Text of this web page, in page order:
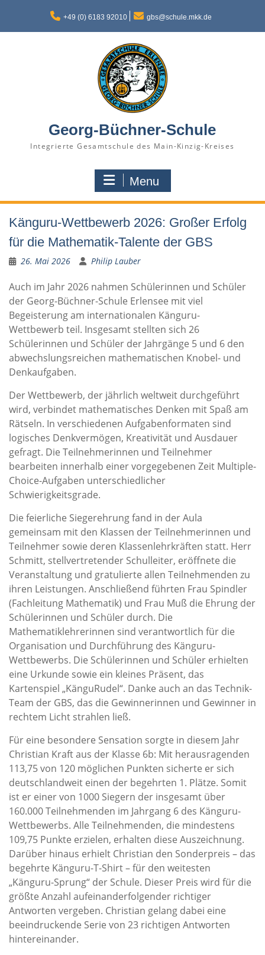
content
+49 (0) 6183 92010 gbs@schule.mkk.de
Georg-Büchner-Schule
Integrierte Gesamtschule des Main-Kinzig-Kreises
Menu
Känguru-Wettbewerb 2026: Großer Erfolg
für die Mathematik-Talente der GBS
26. Mai 2026 Philip Lauber
Auch im Jahr 2026 nahmen Schülerinnen und Schüler
der Georg-Büchner-Schule Erlensee mit viel
Begeisterung am internationalen Känguru-
Wettbewerb teil. Insgesamt stellten sich 26
Schülerinnen und Schüler der Jahrgänge 5 und 6 den
abwechslungsreichen mathematischen Knobel- und
Denkaufgaben.
Der Wettbewerb, der jährlich weltweit durchgeführt
wird, verbindet mathematisches Denken mit Spaß am
Rätseln. In verschiedenen Aufgabenformaten sind
logisches Denkvermögen, Kreativität und Ausdauer
gefragt. Die Teilnehmerinnen und Teilnehmer
bearbeiten innerhalb einer vorgegebenen Zeit Multiple-
Choice-Aufgaben unterschiedlicher
Schwierigkeitsgrade.
Die feierliche Siegerehrung fand in der Aula
gemeinsam mit den Klassen der Teilnehmerinnen und
Teilnehmer sowie deren Klassenlehrkräften statt. Herr
Schmitt, stellvertretender Schulleiter, eröffnete die
Veranstaltung und gratulierte allen Teilnehmenden zu
ihren Leistungen. Anschließend führten Frau Spindler
(Fachleitung Mathematik) und Frau Muß die Ehrung der
Schülerinnen und Schüler durch. Die
Mathematiklehrerinnen sind verantwortlich für die
Organisation und Durchführung des Känguru-
Wettbewerbs. Die Schülerinnen und Schüler erhielten
eine Urkunde sowie ein kleines Präsent, das
Kartenspiel „KänguRudel“. Danke auch an das Technik-
Team der GBS, das die Gewinnerinnen und Gewinner in
rechtem Licht strahlen ließ.
Für eine besondere Sensation sorgte in diesem Jahr
Christian Kraft aus der Klasse 6b: Mit herausragenden
113,75 von 120 möglichen Punkten sicherte er sich
deutschlandweit einen der begehrten 1. Plätze. Somit
ist er einer von 1000 Siegern der insgesamt über
160.000 Teilnehmenden im Jahrgang 6 des Känguru-
Wettbewerbs. Alle Teilnehmenden, die mindestens
109,75 Punkte erzielen, erhalten diese Auszeichnung.
Darüber hinaus erhielt Christian den Sonderpreis – das
begehrte Känguru-T-Shirt – für den weitesten
„Känguru-Sprung“ der Schule. Dieser Preis wird für die
größte Anzahl aufeinanderfolgender richtiger
Antworten vergeben. Christian gelang dabei eine
beeindruckende Serie von 23 richtigen Antworten
hintereinander.